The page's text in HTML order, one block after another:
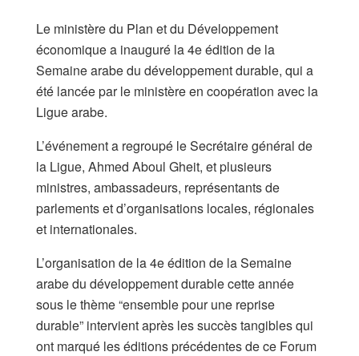
Le ministère du Plan et du Développement
économique a inauguré la 4e édition de la
Semaine arabe du développement durable, qui a
été lancée par le ministère en coopération avec la
Ligue arabe.
L’événement a regroupé le Secrétaire général de
la Ligue, Ahmed Aboul Gheit, et plusieurs
ministres, ambassadeurs, représentants de
parlements et d’organisations locales, régionales
et internationales.
L’organisation de la 4e édition de la Semaine
arabe du développement durable cette année
sous le thème “ensemble pour une reprise
durable” intervient après les succès tangibles qui
ont marqué les éditions précédentes de ce Forum